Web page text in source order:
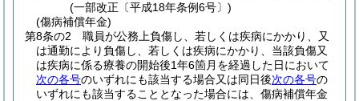
(一部改正〔平成18年条例6号〕)
(傷病補償年金)
第8条の2
職員が公務上負傷し、若しくは疾病にかかり、又
は通勤により負傷し、若しくは疾病にかかり、当該負傷又
は疾病に係る療養の開始後1年6箇月を経過した日において
次の各号のいずれにも該当する場合又は同日後次の各号の
いずれにも該当することとなった場合には、傷病補償年金